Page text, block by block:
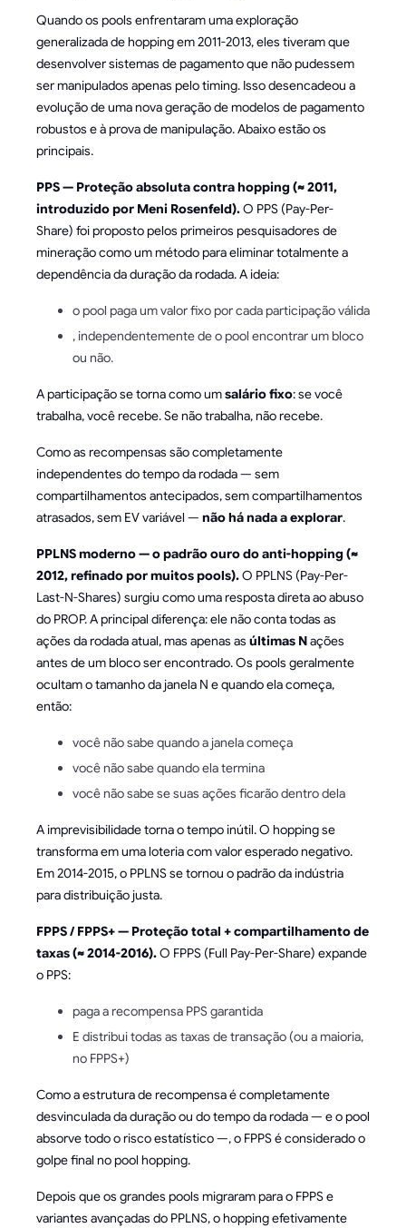
Quando os pools enfrentaram uma exploração
generalizada de hopping em 2011-2013, eles tiveram que
desenvolver sistemas de pagamento que não pudessem
ser manipulados apenas pelo timing. Isso desencadeou a
evolução de uma nova geração de modelos de pagamento
robustos e à prova de manipulação. Abaixo estão os
principais.
PPS — Proteção absoluta contra hopping (≈ 2011,
introduzido por Meni Rosenfeld).O PPS (Pay-Per-
Share) foi proposto pelos primeiros pesquisadores de
mineração como um método para eliminar totalmente a
dependência da duração da rodada. A ideia:
o pool paga um valor fixo por cada participação válida
, independentemente de o pool encontrar um bloco
ou não.
A participação se torna como umsalário fixo: se você
trabalha, você recebe. Se não trabalha, não recebe.
Como as recompensas são completamente
independentes do tempo da rodada — sem
compartilhamentos antecipados, sem compartilhamentos
atrasados, sem EV variável — não há nada a explorar.
PPLNS moderno — o padrão ouro do anti-hopping (≈
2012, refinado por muitos pools).O PPLNS (Pay-Per-
Last-N-Shares) surgiu como uma resposta direta ao abuso
do PROP. A principal diferença: ele não conta todas as
ações da rodada atual, mas apenas as últimas Nações
antes de um bloco ser encontrado. Os pools geralmente
ocultam o tamanho da janela N e quando ela começa,
então:
você não sabe quando a janela começa
você não sabe quando ela termina
você não sabe se suas ações ficarão dentro dela
A imprevisibilidade torna o tempo inútil. O hopping se
transforma em uma loteria com valor esperado negativo.
Em 2014-2015, o PPLNS se tornou o padrão da indústria
para distribuição justa.
FPPS / FPPS+ — Proteção total + compartilhamento de
taxas (≈ 2014-2016).O FPPS (Full Pay-Per-Share) expande
o PPS:
paga a recompensa PPS garantida
E distribui todas as taxas de transação (ou a maioria,
no FPPS+)
Como a estrutura de recompensa é completamente
desvinculada da duração ou do tempo da rodada — e o pool
absorve todo o risco estatístico —, o FPPS é considerado o
golpe final no pool hopping.
Depois que os grandes pools migraram para o FPPS e
variantes avançadas do PPLNS, o hopping efetivamente